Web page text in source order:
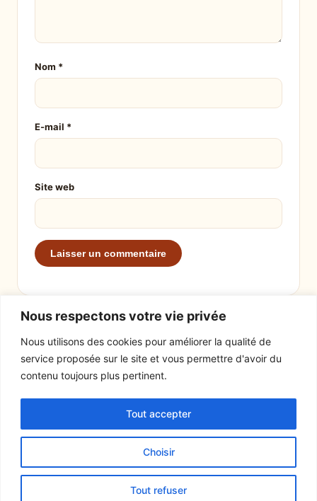
Nous respectons votre vie privée
Nous utilisons des cookies pour améliorer la qualité de
service proposée sur le site et vous permettre d'avoir du
contenu toujours plus pertinent.
Choisir
Tout refuser
Tout accepter
Nom *
E-mail *
Site web
Actualités
Mentions légales
© 2026 Tout un fromage